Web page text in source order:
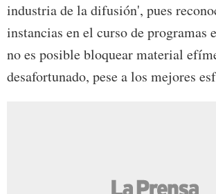
industria de la difusión', pues
instancias en el curso de programas
no es posible bloquear material
desafortunado, pese a los mejores